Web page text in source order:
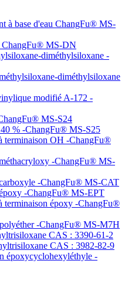
à base d'eau ChangFu® MS-
ChangFu® MS-DN
diméthylsiloxane -
diméthylsiloxane
modifié A-172 -
MS-S24
% -ChangFu® MS-S25
terminaison OH -ChangFu®
-ChangFu® MS-
-ChangFu® MS-CAT
-ChangFu® MS-EPT
terminaison époxy -ChangFu®
-ChangFu® MS-M7H
CAS : 3390-61-2
CAS : 3982-82-9
époxycyclohexyléthyle -